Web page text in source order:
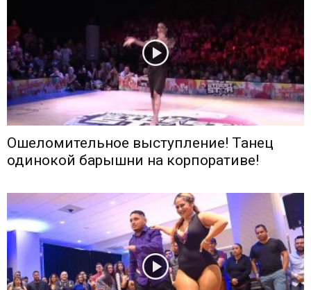
Ошеломительное выступление! Танец
одинокой барышни на корпоративе!